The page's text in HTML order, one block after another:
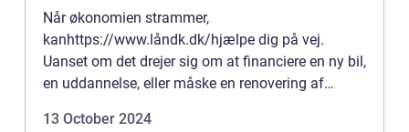
Når økonomien strammer,
kanhttps://www.låndk.dk/hjælpe dig på vej.
Uanset om det drejer sig om at financiere en ny bil,
en uddannelse, eller måske en renovering af
hav...
13 October 2024